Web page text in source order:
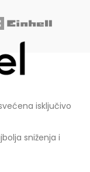
isključivo
sniženja i